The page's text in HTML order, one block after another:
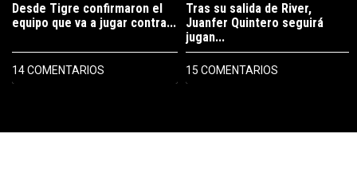
Desde Tigre confirmaron el
equipo que va a jugar contra...
14 COMENTARIOS
Tras su salida de River,
Juanfer Quintero seguirá
jugan...
15 COMENTARIOS